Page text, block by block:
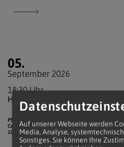
05.
September 2026
18:30 Uhr
Hl. Messe
Pfarrkirche Altlerchenfeld
Ceija-Stojka-Pl.
1070 Wien
Auf unserer Webseite werden
Media, Analyse,
Sonstiges. Sie können Ihre